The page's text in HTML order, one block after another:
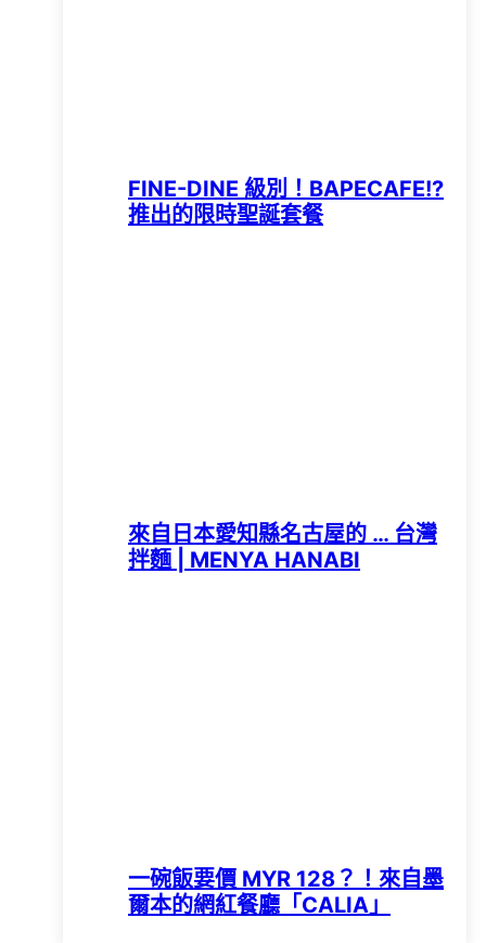
FINE-DINE 級別！BAPECAFE!?
推出的限時聖誕套餐
來自日本愛知縣名古屋的 … 台灣
拌麵 | MENYA HANABI
一碗飯要價 MYR 128？！來自墨
爾本的網紅餐廳「CALIA」